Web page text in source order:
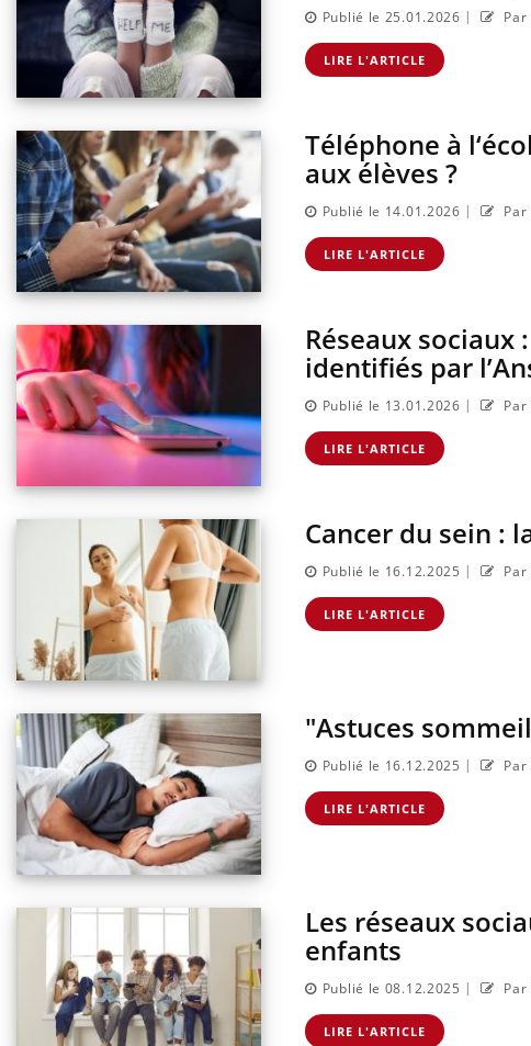
Publié le 25.01.2026 | Par
LIRE L'ARTICLE
Téléphone à
aux élèves ?
Publié le 14.01.2026 | Par
LIRE L'ARTICLE
Réseaux sociaux
identifiés par
Publié le 13.01.2026 | Par
LIRE L'ARTICLE
Cancer du sein :
Publié le 16.12.2025 |
LIRE L'ARTICLE
"Astuces
Publié le 16.12.2025 |
LIRE L'ARTICLE
Les réseaux
enfants
Publié le 08.12.2025 | Par
LIRE L'ARTICLE